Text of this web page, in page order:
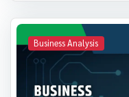
Business Analysis